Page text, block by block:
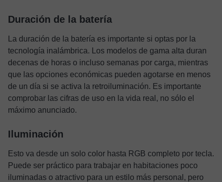
Duración de la batería
La duración de la batería es importante si optas por la
tecnología inalámbrica. Los modelos de gama alta duran
decenas de horas o incluso semanas por carga, mientras
que las opciones económicas pueden agotarse en menos
de un día si se activa la retroiluminación. Es importante
comprobar las cifras de uso en la vida real, no sólo el
máximo anunciado.
Iluminación
Esto va desde un solo color hasta RGB completo por tecla.
Puede ser práctico para trabajar en habitaciones poco
iluminadas o atractivo para un estilo más personal, pero